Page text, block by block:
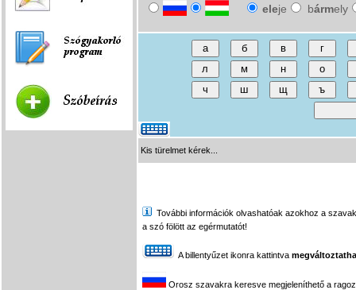
eleje bármely
Kis türelmet kérek...
További információk olvashatóak azokhoz a
a szó fölött az egérmutatót!
A billentyűzet ikonra kattintva
Orosz szavakra keresve megjeleníthető a